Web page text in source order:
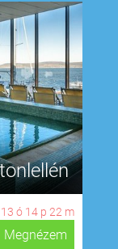
13 ó 14 p 21 m
Megnézem